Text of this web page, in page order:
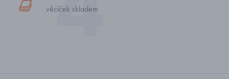
věciček skladem